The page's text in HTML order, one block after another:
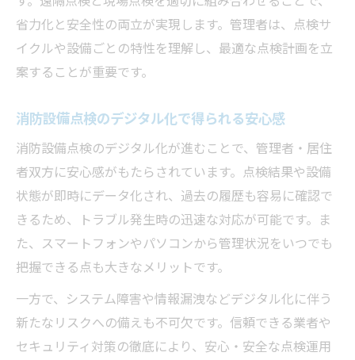
省力化と安全性の両立が実現します。管理者は、点検サ
イクルや設備ごとの特性を理解し、最適な点検計画を立
案することが重要です。
消防設備点検のデジタル化で得られる安心感
消防設備点検のデジタル化が進むことで、管理者・居住
者双方に安心感がもたらされています。点検結果や設備
状態が即時にデータ化され、過去の履歴も容易に確認で
きるため、トラブル発生時の迅速な対応が可能です。ま
た、スマートフォンやパソコンから管理状況をいつでも
把握できる点も大きなメリットです。
一方で、システム障害や情報漏洩などデジタル化に伴う
新たなリスクへの備えも不可欠です。信頼できる業者や
セキュリティ対策の徹底により、安心・安全な点検運用